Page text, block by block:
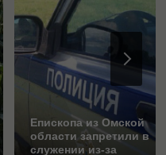
Епископа из Омской
области запретили в
служении из-за